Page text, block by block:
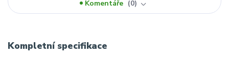
Komentáře
0
Kompletní specifikace